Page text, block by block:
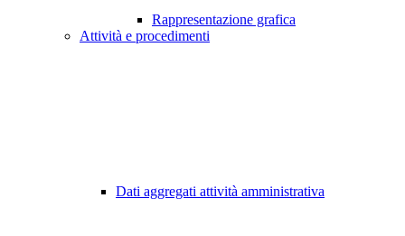
Rappresentazione grafica
Attività e procedimenti
Dati aggregati attività amministrativa